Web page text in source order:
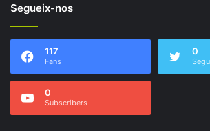
Segueix-nos
117
Fans
0
0
Subscribers